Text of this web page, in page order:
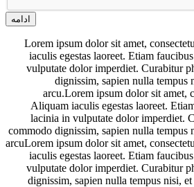
ادامه
Lorem ipsum dolor sit amet,
iaculis egestas laoreet. Etiam
vulputate dolor imperdiet. Curabitur
dignissim, sapien nulla tempus
arcu.Lorem ipsum dolor sit amet,
Aliquam iaculis egestas laoreet.
lacinia in vulputate dolor imperdiet.
commodo dignissim, sapien nulla tempus
arcuLorem ipsum dolor sit amet,
iaculis egestas laoreet. Etiam
vulputate dolor imperdiet. Curabitur
dignissim, sapien nulla tempus nisi,